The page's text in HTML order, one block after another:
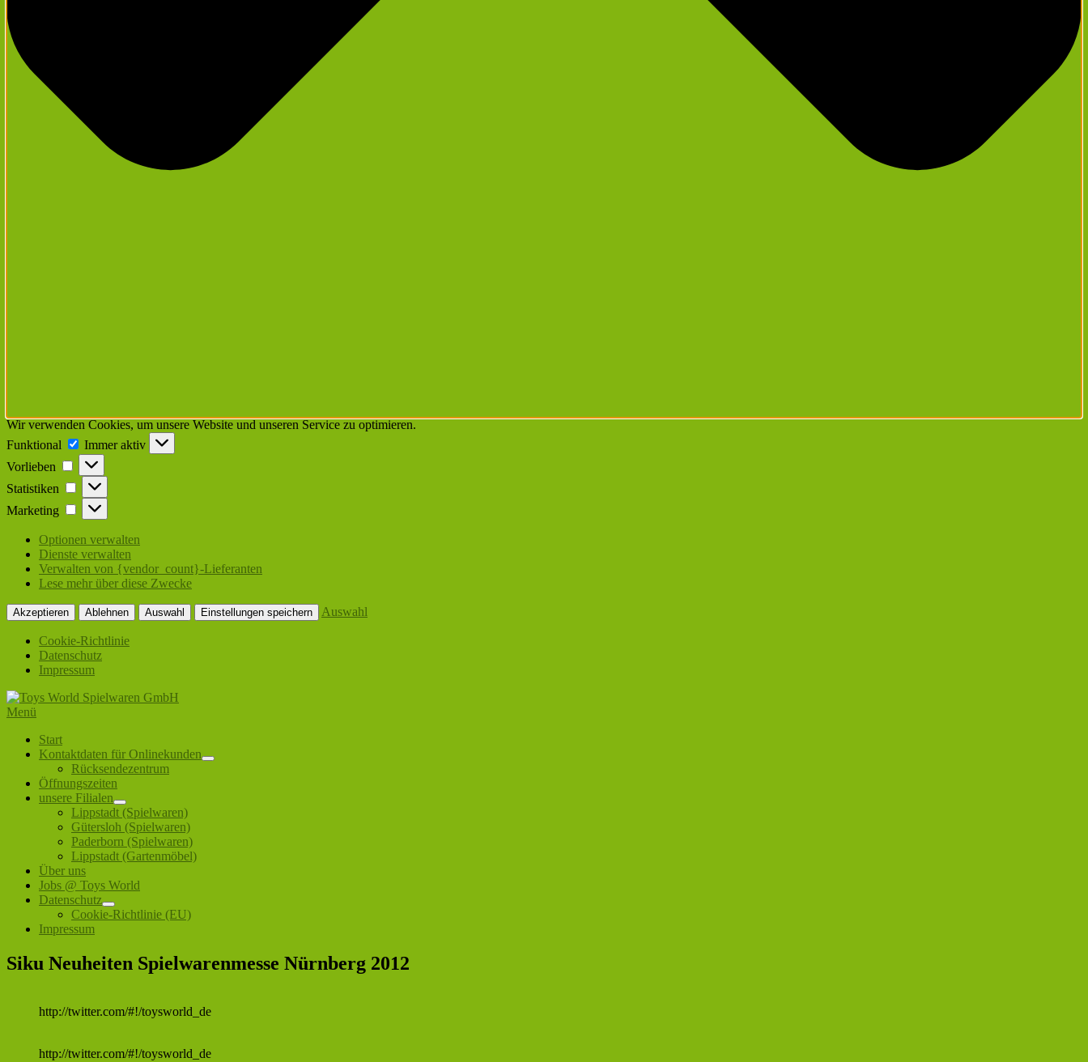
Wir verwenden Cookies, um unsere Website und unseren Service zu optimieren.
Funktional
Funktional
Immer aktiv
Vorlieben
Vorlieben
Statistiken Statistiken
Marketing Marketing
Optionen verwalten
Dienste verwalten
Verwalten von {vendor_count}-Lieferanten
Lese mehr über diese Zwecke
Akzeptieren Ablehnen Auswahl Einstellungen speichern Auswahl
Cookie-Richtlinie
Datenschutz
Impressum
Zum
Inhalt
Menü
Primäres
Menü
Start
Kontaktdaten für Onlinekunden
Untermenü
Rücksendezentrum
Öffnungszeiten
unsere Filialen
Untermenü
öffnen
Lippstadt (Spielwaren)
Gütersloh (Spielwaren)
Paderborn (Spielwaren)
Lippstadt (Gartenmöbel)
Über uns
Jobs @ Toys World
Datenschutz
Untermenü
öffnen
Cookie-Richtlinie (EU)
Impressum
Siku Neuheiten Spielwarenmesse Nürnberg 2012
http://twitter.com/#!/toysworld_de
http://twitter.com/#!/toysworld_de